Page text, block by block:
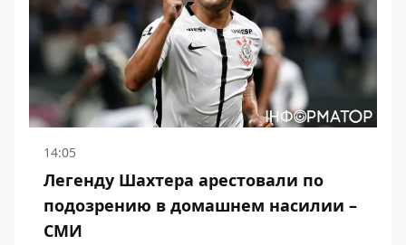
14:05
Легенду Шахтера арестовали по
подозрению в домашнем насилии –
СМИ